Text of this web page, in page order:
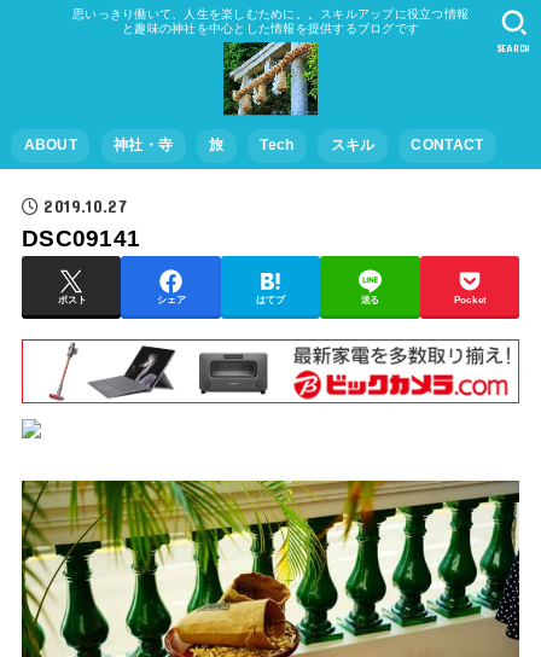
思いっきり働いて、人生を楽しむために。。スキルアップに役立つ情報
と趣味の神社を中心とした情報を提供するブログです
ABOUT 神社・寺 旅 Tech スキル CONTACT
SEARCH
2019.10.27
DSC09141
ポスト シェア はてブ 送る Pocket